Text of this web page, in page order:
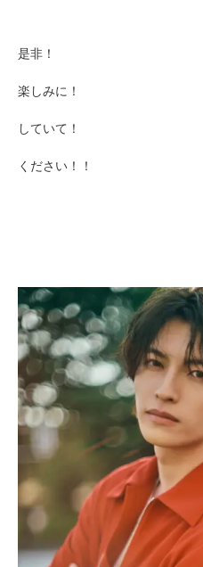
是非！
楽しみに！
していて！
ください！！